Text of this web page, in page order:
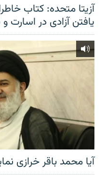
آزیتا متحده: کتاب
یافتن آزادی در اسارت
آیا محمد باقر خرازی